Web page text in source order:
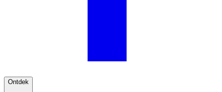
Ontdek